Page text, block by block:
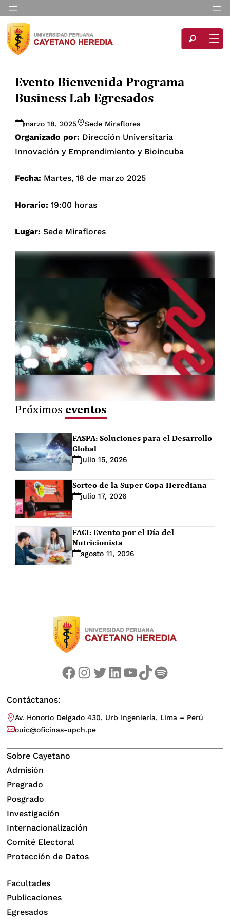
Evento Bienvenida Programa
Business Lab Egresados
marzo 18, 2025 Sede Miraflores
Organizado por: Dirección Universitaria
Innovación y Emprendimiento y Bioincuba
Fecha: Martes, 18 de marzo 2025
Horario: 19:00 horas
Lugar: Sede Miraflores
Próximos eventos
FASPA: Soluciones para el Desarrollo
Global
julio 15, 2026
Sorteo de la Super Copa Herediana
julio 17, 2026
FACI: Evento por el Día del
Nutricionista
agosto 11, 2026
Facebook Instagram Twitter LinkedIn YouTube TikTok Spotify
Contáctanos:
Av. Honorio Delgado 430, Urb Ingeniería, Lima – Perú
ouic@oficinas-upch.pe
Sobre Cayetano
Admisión
Pregrado
Posgrado
Investigación
Internacionalización
Comité Electoral
Protección de Datos
Facultades
Publicaciones
Egresados